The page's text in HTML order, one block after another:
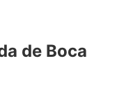
de Boca